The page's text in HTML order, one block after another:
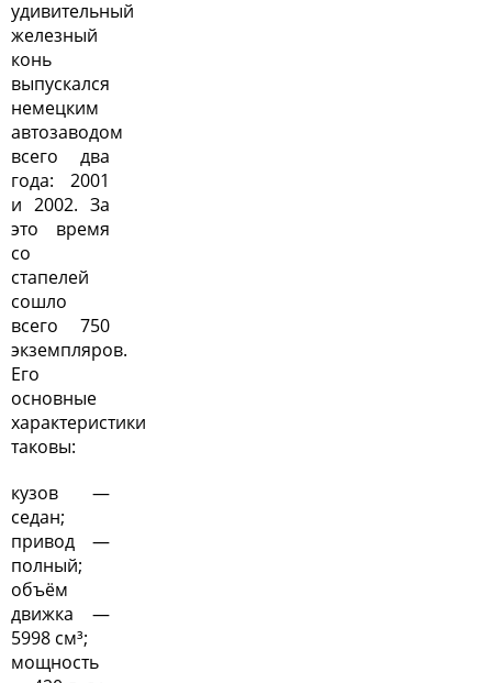
удивительный
железный
конь
выпускался
немецким
автозаводом
всего два
года: 2001
и 2002. За
это время
со
стапелей
сошло
всего 750
экземпляров.
Его
основные
характеристики
таковы:
кузов —
седан;
привод —
полный;
объём
движка —
5998 см³;
мощность